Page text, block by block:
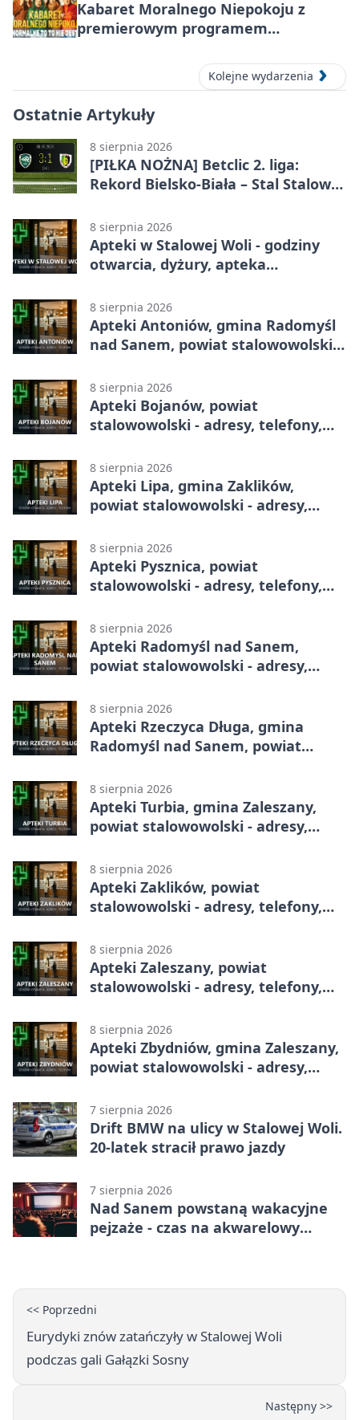
Kabaret Moralnego Niepokoju z
premierowym programem
Kolejne wydarzenia
Ostatnie Artykuły
8 sierpnia 2026
[PIŁKA NOŻNA] Betclic 2. liga:
Rekord Bielsko-Biała – Stal Stalowa
8 sierpnia 2026
Apteki w Stalowej Woli - godziny
otwarcia, dyżury, apteka
8 sierpnia 2026
Apteki Antoniów, gmina Radomyśl
nad Sanem, powiat stalowowolski -
8 sierpnia 2026
Apteki Bojanów, powiat
stalowowolski - adresy, telefony,
8 sierpnia 2026
Apteki Lipa, gmina Zaklików,
powiat stalowowolski - adresy,
8 sierpnia 2026
Apteki Pysznica, powiat
stalowowolski - adresy, telefony,
8 sierpnia 2026
Apteki Radomyśl nad Sanem,
powiat stalowowolski - adresy,
8 sierpnia 2026
Apteki Rzeczyca Długa, gmina
Radomyśl nad Sanem, powiat
godziny otwarcia
8 sierpnia 2026
Apteki Turbia, gmina Zaleszany,
powiat stalowowolski - adresy,
8 sierpnia 2026
Apteki Zaklików, powiat
stalowowolski - adresy, telefony,
8 sierpnia 2026
Apteki Zaleszany, powiat
stalowowolski - adresy, telefony,
8 sierpnia 2026
Apteki Zbydniów, gmina Zaleszany,
powiat stalowowolski - adresy,
7 sierpnia 2026
Drift BMW na ulicy w Stalowej Woli.
20-latek stracił prawo jazdy
7 sierpnia 2026
Nad Sanem powstaną wakacyjne
pejzaże - czas na akwarelowy
<< Poprzedni
Eurydyki znów zatańczyły w Stalowej Woli
podczas gali Gałązki Sosny
Następny >>